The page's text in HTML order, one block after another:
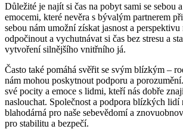
Důležité je najít si čas na pobyt sami se sebou
emocemi, které nevěra s bývalým partnerem
sebou nám umožní získat jasnost a
odpočinout a vychutnávat si čas bez stresu a
vytvoření silnějšího vnitřního já.
Často také pomáhá svěřit se svým blízkým –
nám mohou poskytnout podporu a
své pocity a emoce s lidmi, kteří nás dobře
naslouchat. Společnost a podpora blízkých lidí
blahodárná pro naše sebevědomí a
pro stabilitu a bezpečí.